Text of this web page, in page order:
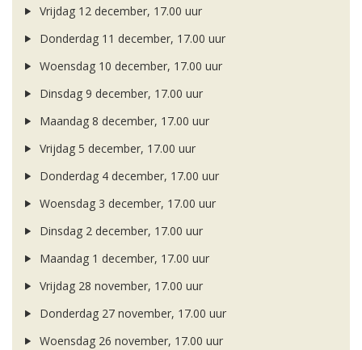
Vrijdag 12 december, 17.00 uur
Donderdag 11 december, 17.00 uur
Woensdag 10 december, 17.00 uur
Dinsdag 9 december, 17.00 uur
Maandag 8 december, 17.00 uur
Vrijdag 5 december, 17.00 uur
Donderdag 4 december, 17.00 uur
Woensdag 3 december, 17.00 uur
Dinsdag 2 december, 17.00 uur
Maandag 1 december, 17.00 uur
Vrijdag 28 november, 17.00 uur
Donderdag 27 november, 17.00 uur
Woensdag 26 november, 17.00 uur